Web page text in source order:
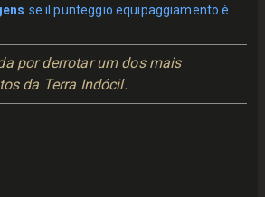
se il punteggio equipaggiamento è
por derrotar um dos mais
da Terra Indócil.